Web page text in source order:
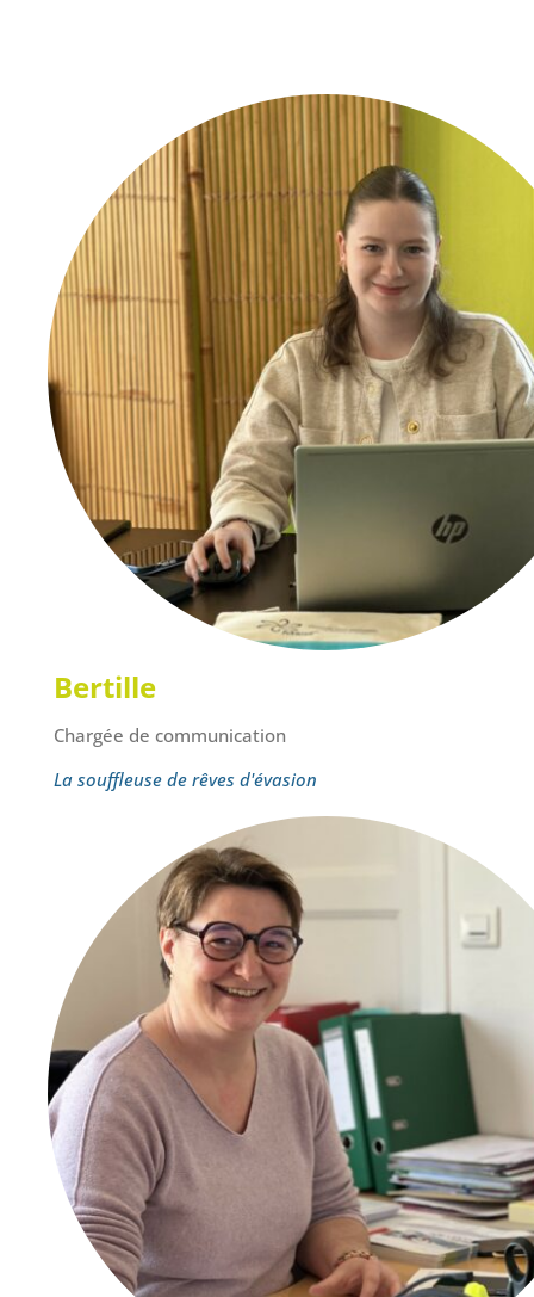
Bertille
Chargée de communication
La souffleuse de rêves d'évasion